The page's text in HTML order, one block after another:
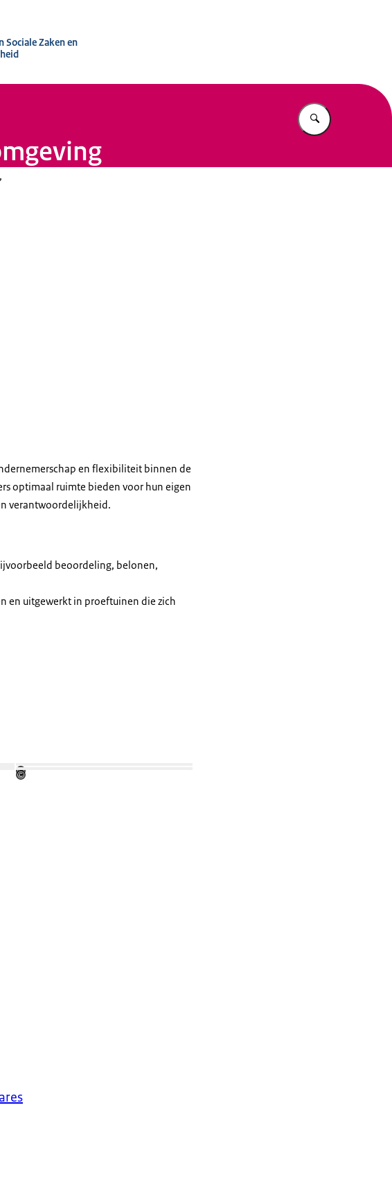
Sociale Zaken en
Vul in wat u
en flexibiliteit binnen de
optimaal ruimte bieden voor hun eigen
verantwoordelijkheid.
beoordeling, belonen,
en uitgewerkt in proeftuinen die zich
©
©